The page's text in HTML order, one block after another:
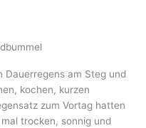
Dauerregens am Steg und
kochen, kurzen
zum Vortag hatten
trocken, sonnig und